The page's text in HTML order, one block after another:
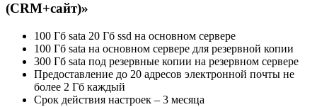
(CRM+сайт)»
100 Гб sata 20 Гб ssd на основном сервере
100 Гб sata на основном сервере для резервной копии
300 Гб sata под резервные копии на резервном сервере
Предоставление до 20 адресов электронной почты не
более 2 Гб каждый
Срок действия настроек – 3 месяца